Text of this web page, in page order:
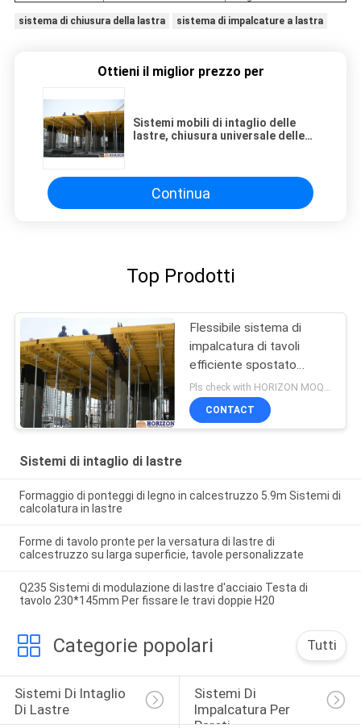
sistema di chiusura della lastra sistema di impalcature a lastra
Ottieni il miglior prezzo per
Sistemi mobili di intaglio delle
lastre, chiusura universale delle
Continua
Top Prodotti
Flessibile sistema di
impalcatura di tavoli
efficiente spostato
orizzontalmente
Pls check with HORIZON MOQ:500 m2
CONTACT
Sistemi di intaglio di lastre
Formaggio di ponteggi di legno in calcestruzzo 5.9m Sistemi di
calcolatura in lastre
Forme di tavolo pronte per la versatura di lastre di
calcestruzzo su larga superficie, tavole personalizzate
Q235 Sistemi di modulazione di lastre d'acciaio Testa di
tavolo 230*145mm Per fissare le travi doppie H20
Categorie popolari Tutti
Sistemi Di Intaglio
Di Lastre
Sistemi Di
Impalcatura Per